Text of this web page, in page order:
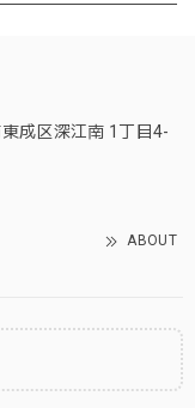
成区深江南 1丁目4-
ABOUT